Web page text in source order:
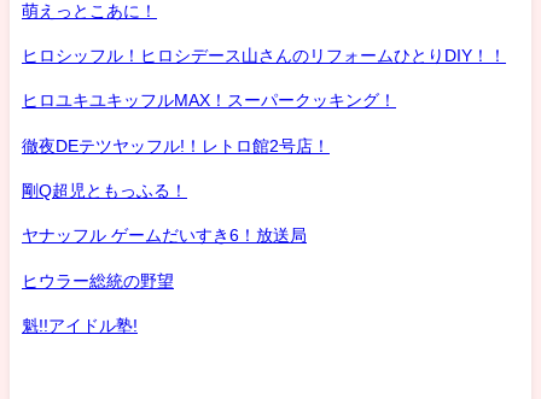
萌えっとこあに！
ヒロシッフル！ヒロシデース山さんのリフォームひとりDIY！！
ヒロユキユキッフルMAX！スーパークッキング！
徹夜DEテツヤッフル!！レトロ館2号店！
剛Q超児ともっふる！
ヤナッフル ゲームだいすき6！放送局
ヒウラー総統の野望
魁!!アイドル塾!